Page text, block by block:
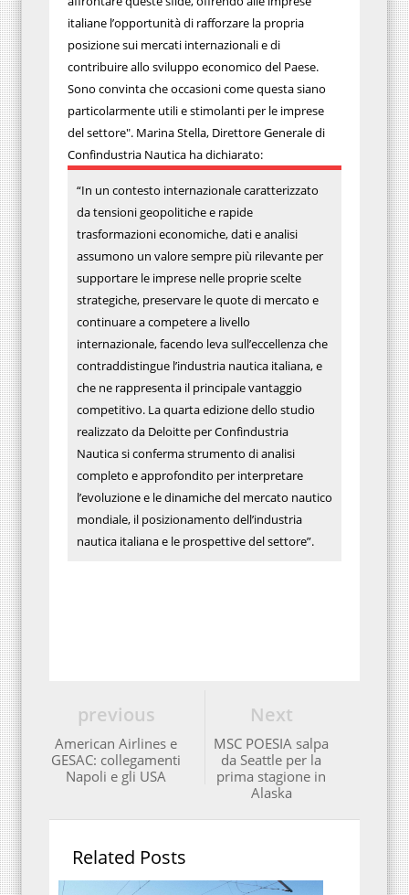
italiane l’opportunità di rafforzare la propria
posizione sui mercati internazionali e di
contribuire allo sviluppo economico del Paese.
Sono convinta che occasioni come questa siano
particolarmente utili e stimolanti per le imprese
del settore". Marina Stella, Direttore Generale di
Confindustria Nautica ha dichiarato:
“In un contesto internazionale caratterizzato
da tensioni geopolitiche e rapide
trasformazioni economiche, dati e analisi
assumono un valore sempre più rilevante per
supportare le imprese nelle proprie scelte
strategiche, preservare le quote di mercato e
continuare a competere a livello
internazionale, facendo leva sull’eccellenza che
contraddistingue l’industria nautica italiana, e
che ne rappresenta il principale vantaggio
competitivo. La quarta edizione dello studio
realizzato da Deloitte per Confindustria
Nautica si conferma strumento di analisi
completo e approfondito per interpretare
l’evoluzione e le dinamiche del mercato nautico
mondiale, il posizionamento dell’industria
nautica italiana e le prospettive del settore”.
Next
MSC POESIA salpa
da Seattle per la
prima stagione in
Alaska
previous
American Airlines e
GESAC: collegamenti
Napoli e gli USA
Related Posts